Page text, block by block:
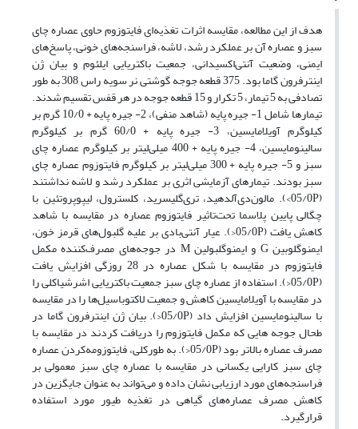
هدف از این مطالعه، مقایسه اثرات تغذیه‌ای فایتوزوم حاوی عصاره چای
سبز و عصاره آن بر عملکرد رشد، لاشه، فراسنجه‌های خونی، پاسخ‌های
ایمنی، وضعیت آنتی‌اکسیدانی، جمعیت باکتریایی ایلئوم و بیان ژن
اینترفرون گاما بود. 375 قطعه جوجه گوشتی نر سویه راس 308 به طور
تصادفی به 5 تیمار، 5 تکرار و 15 قطعه جوجه در هر قفس تقسیم شدند.
تیمارها شامل 1- جیره پایه (شاهد منفی)، 2- جیره پایه + 10/0 گرم بر
کیلوگرم آویلامایسین، 3- جیره پایه + 60/0 گرم بر کیلوگرم
سالینومایسین، 4- جیره پایه + 400 میلی‌لیتر بر کیلوگرم عصاره چای
سبز و 5- جیره پایه + 300 میلی‌لیتر بر کیلوگرم فایتوزوم عصاره چای
سبز بودند. تیمارهای آزمایشی اثری بر عملکرد رشد و لاشه نداشتند
(05/0P>). مالون‌دی‌آلدهید، تری‌گلیسرید، کلسترول، لیپوپروتئین با
چگالی پایین پلاسما تحت‌تاثیر فایتوزوم عصاره در مقایسه با شاهد
کاهش یافت (05/0P<). عیار آنتی‌بادی بر علیه گلبول‌های قرمز خون،
ایمنوگلوبین G و ایمنوگلبولین M در جوجه‌های مصرف‌کننده مکمل
فایتوزوم در مقایسه با شکل عصاره در 28 روزگی افزایش یافت
(05/0P<). استفاده از عصاره چای سبز جمعیت باکتریایی اشرشیاکلی را
در مقایسه با آویلامایسین کاهش و جمعیت لاکتوباسیل‌ها را در مقایسه
با سالینومایسین افزایش داد (05/0P<). بیان ژن اینترفرون گاما در
طحال جوجه هایی که مکمل فایتوزوم را دریافت کردند در مقایسه با
مصرف عصاره بالاتر بود (05/0P<). به طورکلی، فایتوزومه‌کردن عصاره
چای سبز کارایی یکسانی در مقایسه با عصاره چای سبز معمولی بر
فراسنجه‌های مورد ارزیابی نشان داده و می‌تواند به عنوان جایگزین در
کاهش مصرف عصاره‌های گیاهی در تغذیه طیور مورد استفاده
قرارگیرد.